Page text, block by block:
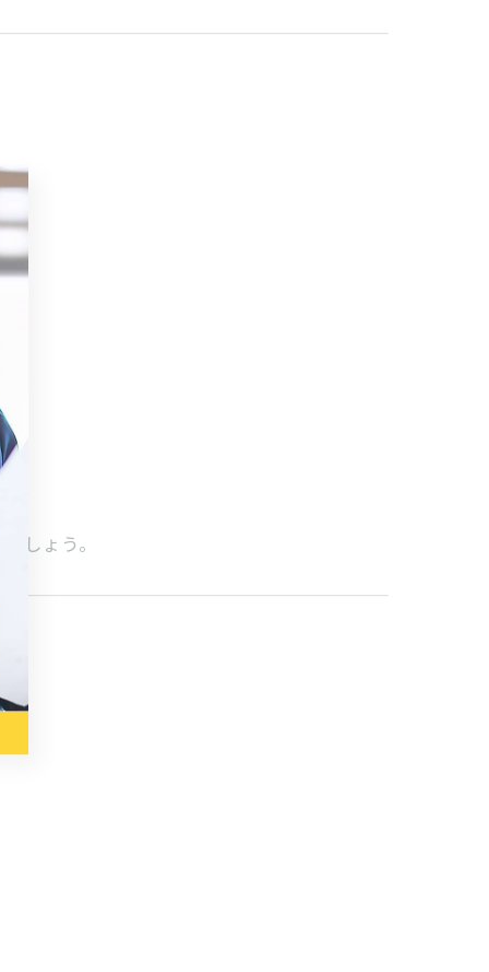
しょう。